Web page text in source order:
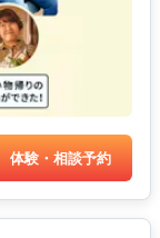
体験・相談予約